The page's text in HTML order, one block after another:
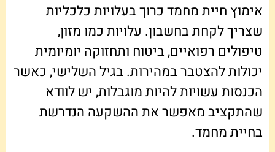
אימוץ חיית מחמד כרוך בעלויות כלכליות
שצריך לקחת בחשבון. עלויות כמו מזון,
טיפולים רפואיים, ביטוח ותחזוקה יומיומית
יכולות להצטבר במהירות. בגיל השלישי, כאשר
הכנסות עשויות להיות מוגבלות, יש לוודא
שהתקציב מאפשר את ההשקעה הנדרשת
בחיית מחמד.